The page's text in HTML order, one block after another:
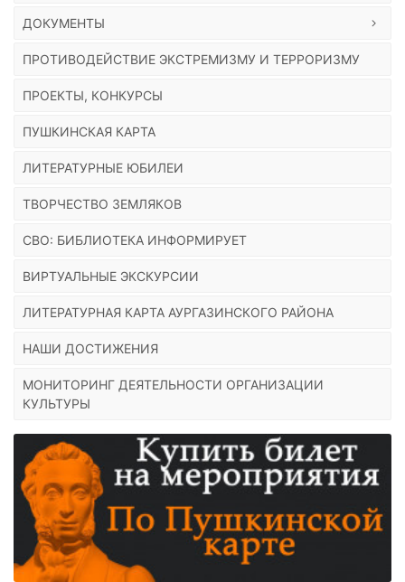
ДОКУМЕНТЫ
ПРОТИВОДЕЙСТВИЕ ЭКСТРЕМИЗМУ И ТЕРРОРИЗМУ
ПРОЕКТЫ, КОНКУРСЫ
ПУШКИНСКАЯ КАРТА
ЛИТЕРАТУРНЫЕ ЮБИЛЕИ
ТВОРЧЕСТВО ЗЕМЛЯКОВ
СВО: БИБЛИОТЕКА ИНФОРМИРУЕТ
ВИРТУАЛЬНЫЕ ЭКСКУРСИИ
ЛИТЕРАТУРНАЯ КАРТА АУРГАЗИНСКОГО РАЙОНА
НАШИ ДОСТИЖЕНИЯ
МОНИТОРИНГ ДЕЯТЕЛЬНОСТИ ОРГАНИЗАЦИИ
КУЛЬТУРЫ